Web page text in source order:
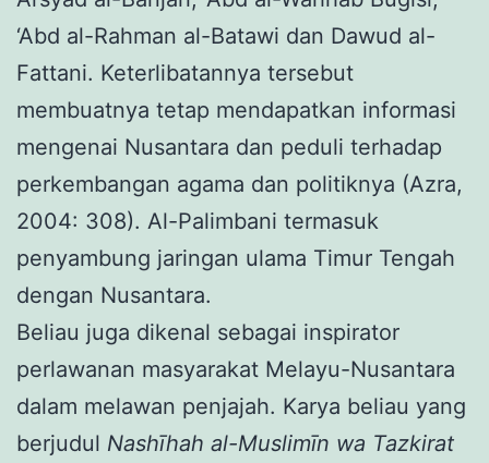
‘Abd al-Rahman al-Batawi dan Dawud al-
Fattani. Keterlibatannya tersebut
membuatnya tetap mendapatkan informasi
mengenai Nusantara dan peduli terhadap
perkembangan agama dan politiknya (Azra,
2004: 308). Al-Palimbani termasuk
penyambung jaringan ulama Timur Tengah
dengan Nusantara.
Beliau juga dikenal sebagai inspirator
perlawanan masyarakat Melayu-Nusantara
dalam melawan penjajah. Karya beliau yang
berjudul Nashīhah al-Muslimīn wa Tazkirat